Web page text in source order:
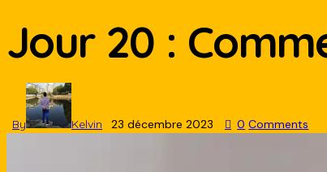
Jour 20 :
By Kelvin 23 décembre 2023 0 Comments